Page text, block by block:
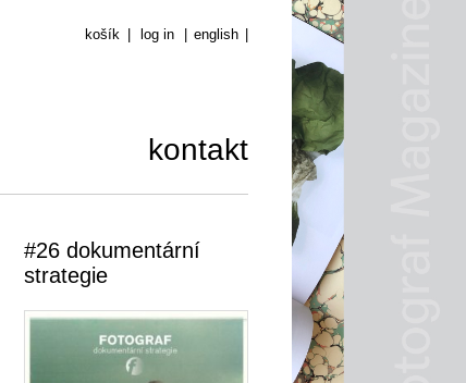
košík log in english
kontakt
#26 dokumentární
strategie